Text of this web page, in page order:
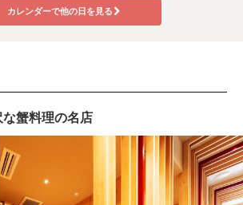
カレンダーで他の日を見る
蟹料理の名店